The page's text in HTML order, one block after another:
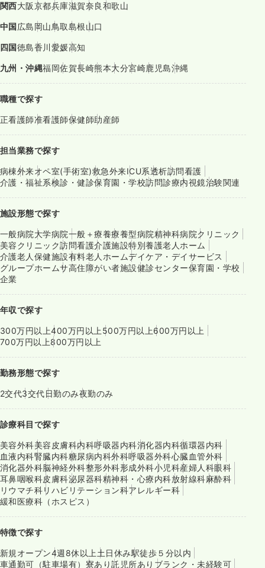
関西大阪京都兵庫滋賀奈良和歌山
中国広島岡山鳥取島根山口
四国徳島香川愛媛高知
九州・沖縄福岡佐賀長崎熊本大分宮崎鹿児島沖縄
職種で探す
正看護師准看護師保健師助産師
担当業務で探す
病棟外来オペ室(手術室)救急外来ICU系透析訪問看護
介護・福祉系検診・健診保育園・学校訪問診療内視鏡治験関連
施設形態で探す
一般病院大学病院一般＋療養療養型病院精神科病院クリニック
美容クリニック訪問看護介護施設特別養護老人ホーム
介護老人保健施設有料老人ホームデイケア・デイサービス
グループホームサ高住障がい者施設健診センター保育園・学校
企業
年収で探す
300万円以上400万円以上 500万円以上600万円以上
700万円以上800万円以上
勤務形態で探す
2交代3交代日勤のみ夜勤のみ
診療科目で探す
美容外科美容皮膚科内科呼吸器内科消化器内科循環器内科
血液内科腎臓内科糖尿病内科外科呼吸器外科心臓血管外科
消化器外科脳神経外科整形外科形成外科小児科産婦人科眼科
耳鼻咽喉科皮膚科泌尿器科精神科・心療内科放射線科麻酔科
リウマチ科リハビリテーション科アレルギー科
緩和医療科（ホスピス）
特徴で探す
新規オープン4週8休以上 土日休み駅徒歩５分以内
車通勤可（駐車場有） 寮あり託児所あり ブランク・未経験可